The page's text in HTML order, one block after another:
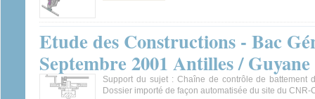
Etude des Constructions - Bac
Septembre 2001 Antilles / Guyane
Support du sujet : Chaîne de contrôle de battement
Dossier importé de façon automatisée du site du CNR-